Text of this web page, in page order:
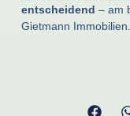
entscheidend – am
Gietmann Immobilien.